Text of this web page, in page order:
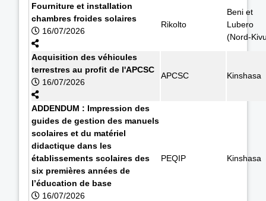
Fourniture et installation
chambres froides solaires
16/07/2026
Rikolto
Beni et
Lubero
(Nord-
Acquisition des véhicules
terrestres au profit de l'APCSC
16/07/2026
APCSC Kinshasa
ADDENDUM : Impression des
guides de gestion des manuels
scolaires et du matériel
didactique dans les
établissements scolaires des
six premières années de
l’éducation de base
16/07/2026
PEQIP Kinshasa